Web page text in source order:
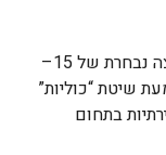
הכשרה ייחודית ומעמיקה, המיועדת לקבוצה נבחרת של 15–
שיטת “כוליות”
בתחום